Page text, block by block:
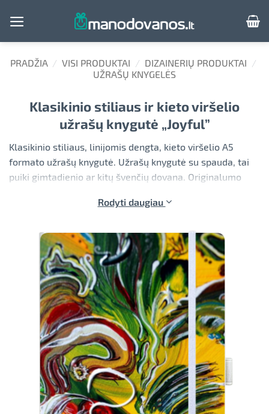
PRADŽIA / VISI PRODUKTAI / DIZAINERIŲ PRODUKTAI /
UŽRAŠŲ KNYGELĖS
Klasikinio stiliaus ir kieto viršelio
užrašų knygutė „Joyful”
Klasikinio stiliaus, linijomis dengta, kieto viršelio A5
formato užrašų knygutė. Užrašų knygutė su spauda, tai
puiki gimtadienio ar kitų švenčių dovana. Originalumo
originalus tekstas. Susikurkite knygutę patys jau dabar.
Rodyti daugiau